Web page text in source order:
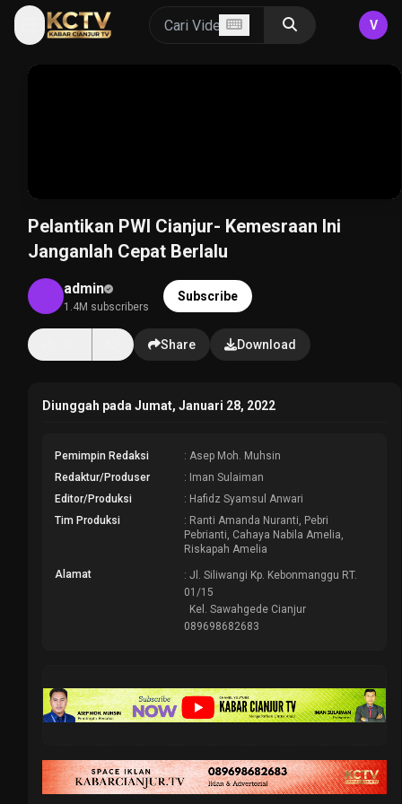
V
Pelantikan PWI Cianjur- Kemesraan Ini
Janganlah Cepat Berlalu
admin
1.4M subscribers
Subscribe
Share Download
Diunggah pada Jumat, Januari 28, 2022
Pemimpin Redaksi
: Asep Moh. Muhsin
Redaktur/Produser
: Iman Sulaiman
Editor/Produksi
: Hafidz Syamsul Anwari
Tim Produksi
: Ranti Amanda Nuranti, Pebri
Pebrianti, Cahaya Nabila Amelia,
Riskapah Amelia
Alamat
: Jl. Siliwangi Kp. Kebonmanggu RT.
01/15
Kel. Sawahgede Cianjur
089698682683